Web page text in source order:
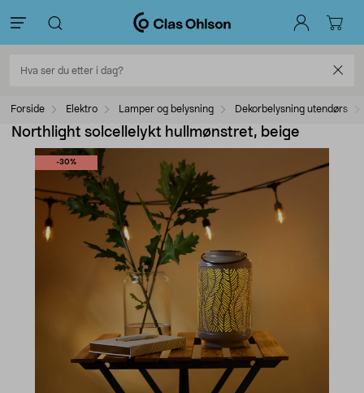
Forside Elektro Lamper og belysning Dekorbelysning utendørs
Northlight solcellelykt hullmønstret, beige
-30%